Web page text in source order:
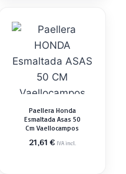
Paellera Honda
Esmaltada Asas 50
Cm Vaellocampos
21,61€ IVA incl.